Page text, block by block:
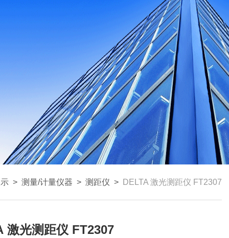
示 > 测量/计量仪器 > 测距仪 > DELTA 激光测距仪 FT2307
激光测距仪 FT2307